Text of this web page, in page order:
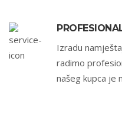
Izradu
radimo
našeg kupca je